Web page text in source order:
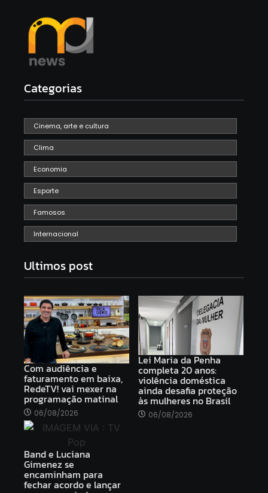
Categorias
Cinema, arte e cultura
Clima
Economia
Esporte
Famosos
Internacional
Ultimos post
Com audiência e
faturamento em baixa,
RedeTV! vai mexer na
programação matinal
06/08/2026
Lei Maria da Penha
completa 20 anos:
violência doméstica
ainda desafia proteção
às mulheres no Brasil
06/08/2026
Band e Luciana
Gimenez se
encaminham para
fechar acordo e lançar